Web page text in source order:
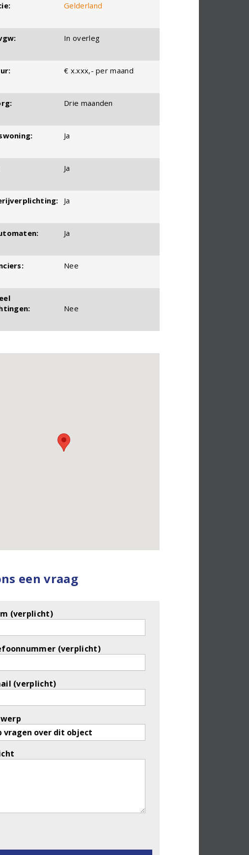
Gelderland
In overleg
€ x.xxx,- per maand
Drie maanden
Ja
Ja
Ja
Ja
Nee
Nee
een vraag
(verplicht)
(verplicht)
(verplicht)